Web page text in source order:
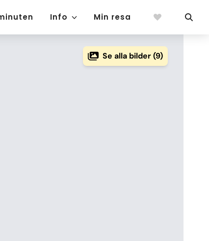
Info Min resa
Se alla bilder (9)